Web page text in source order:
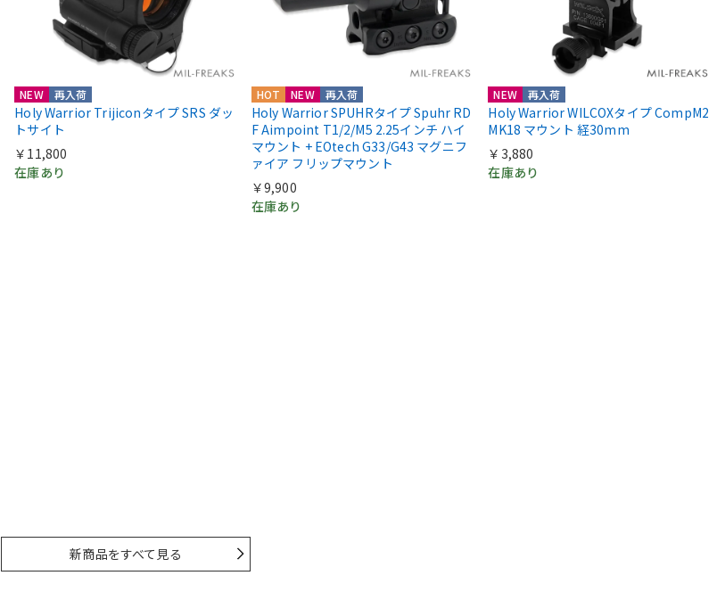
NEW 再入荷
Holy Warrior Trijiconタイプ SRS ダッ
トサイト
￥11,800
在庫あり
HOT NEW 再入荷
Holy Warrior SPUHRタイプ Spuhr RD
F Aimpoint T1/2/M5 2.25インチ ハイ
マウント + EOtech G33/G43 マグニフ
ァイア フリップマウント
￥9,900
在庫あり
NEW 再入荷
Holy Warrior WILCOXタイプ CompM2
MK18 マウント 経30mm
￥3,880
在庫あり
新商品をすべて見る